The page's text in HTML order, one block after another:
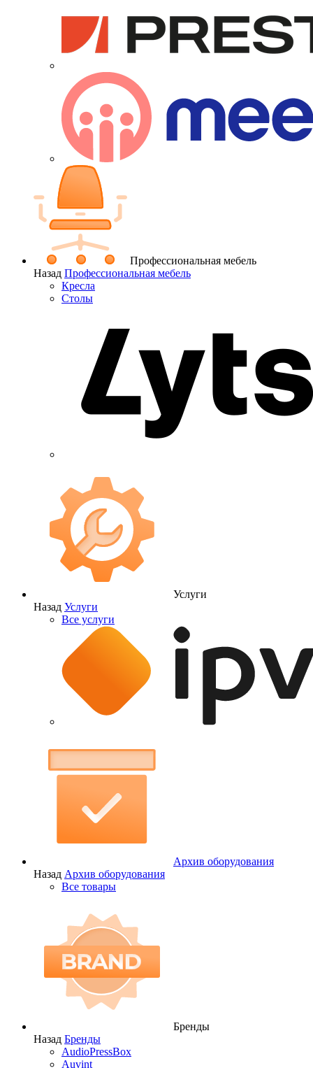
Профессиональная мебель
Назад Профессиональная мебель
Кресла
Столы
Услуги
Назад Услуги
Все услуги
Архив оборудования
Назад Архив оборудования
Все товары
Бренды
Назад Бренды
AudioPressBox
Auvint